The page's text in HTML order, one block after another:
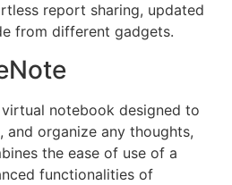
report sharing, updated
from different gadgets.
notebook designed to
organize any thoughts,
the ease of use of a
functionalities of